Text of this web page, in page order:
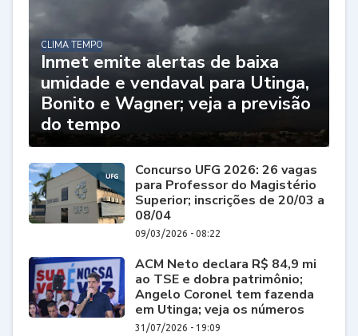
CLIMA TEMPO
Inmet emite alertas de baixa
umidade e vendaval para Utinga,
Bonito e Wagner; veja a previsão
do tempo
Concurso UFG 2026: 26 vagas
para Professor do Magistério
Superior; inscrições de 20/03 a
08/04
09/03/2026 - 08:22
ACM Neto declara R$ 84,9 mi
ao TSE e dobra patrimônio;
Angelo Coronel tem fazenda
em Utinga; veja os números
31/07/2026 - 19:09